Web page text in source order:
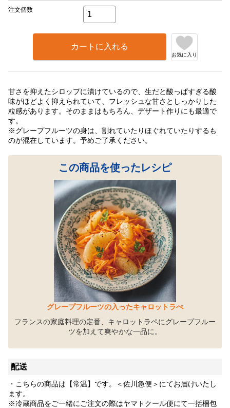
注文個数
カートに入れる
お気に入り
甘さを抑えたシロップに漬けているので、生だと酸っぱすぎる酸
味がほどよく抑えられていて、フレッシュな甘さとしっかりした
粒感があります。そのままはもちろん、デザート作りにも最適で
す。
※グレープフルーツの身は、割れていたりほぐれていたりするも
のが混在しています。予めご了承ください。
この商品を使ったレシピ
グレープフルーツの入ったキャロットラぺ
フランスの家庭料理の定番、キャロットラペにグレープフルー
ツを加えて爽やかな一品に。
配送
・こちらの商品は【常温】です。＜佐川急便＞にてお届けいたし
ます。
※冷蔵商品をご一緒にご注文の際はヤマトクール便にて一括梱包